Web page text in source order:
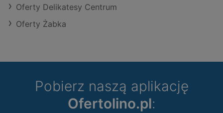
Oferty Delikatesy Centrum
Oferty Żabka
Pobierz naszą aplikację
Ofertolino.pl: